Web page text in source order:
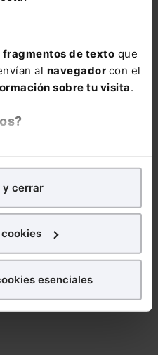
fragmentos de texto que
al navegador con el
sobre tu visita.
tu experienciaen
con fines publicitarios,
y contenidos de tu
imprescindibles.
cerrar
esenciales
tu acceso
110,00€ 66,00€
COMPRAR